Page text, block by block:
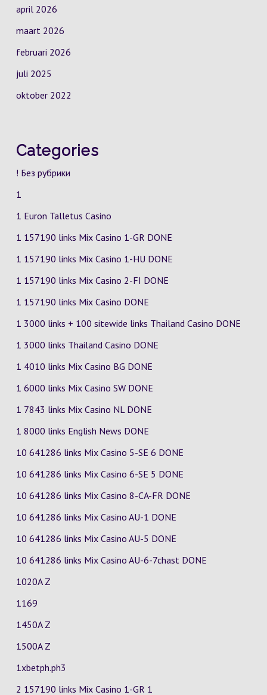
april 2026
maart 2026
februari 2026
juli 2025
oktober 2022
Categories
! Без рубрики
1
1 Euron Talletus Casino
1 157190 links Mix Casino 1-GR DONE
1 157190 links Mix Casino 1-HU DONE
1 157190 links Mix Casino 2-FI DONE
1 157190 links Mix Casino DONE
1 3000 links + 100 sitewide links Thailand Casino DONE
1 3000 links Thailand Casino DONE
1 4010 links Mix Casino BG DONE
1 6000 links Mix Casino SW DONE
1 7843 links Mix Casino NL DONE
1 8000 links English News DONE
10 641286 links Mix Casino 5-SE 6 DONE
10 641286 links Mix Casino 6-SE 5 DONE
10 641286 links Mix Casino 8-CA-FR DONE
10 641286 links Mix Casino AU-1 DONE
10 641286 links Mix Casino AU-5 DONE
10 641286 links Mix Casino AU-6-7chast DONE
1020A Z
1169
1450A Z
1500A Z
1xbetph.ph3
2 157190 links Mix Casino 1-GR 1